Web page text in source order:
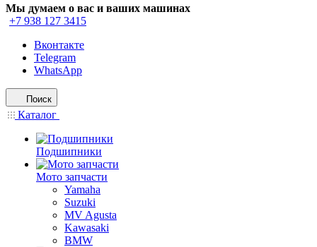
Мы думаем о вас и ваших машинах
+7 938 127 3415
Вконтакте
Telegram
WhatsApp
Поиск
Каталог
Подшипники
Мото запчасти
Yamaha
Suzuki
MV Agusta
Kawasaki
BMW